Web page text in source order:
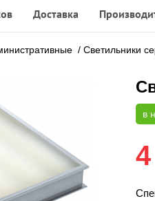
Доставка
/ Светильники
в